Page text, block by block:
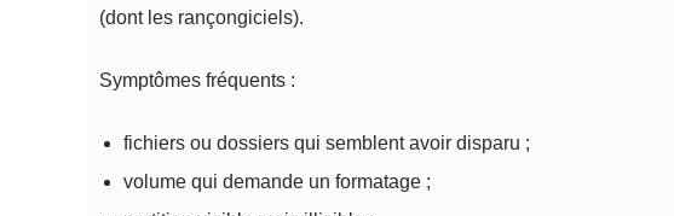
(dont les rançongiciels).
Symptômes fréquents :
fichiers ou dossiers qui semblent avoir disparu ;
volume qui demande un formatage ;